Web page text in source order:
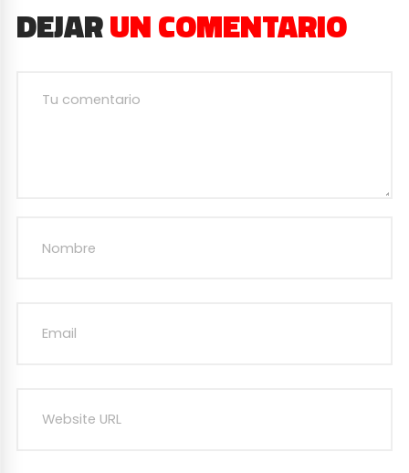
DEJARUN COMENTARIO